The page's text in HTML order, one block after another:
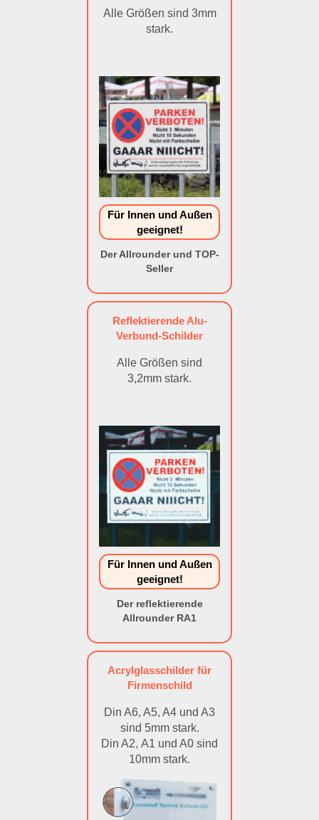
Alle Größen sind 3mm
stark.
Für Innen und Außen
geeignet!
Der Allrounder und TOP-
Seller
Reflektierende Alu-
Verbund-Schilder
Alle Größen sind
3,2mm stark.
Für Innen und Außen
geeignet!
Der reflektierende
Allrounder RA1
Acrylglasschilder für
Firmenschild
Din A6, A5, A4 und A3
sind 5mm stark.
Din A2, A1 und A0 sind
10mm stark.